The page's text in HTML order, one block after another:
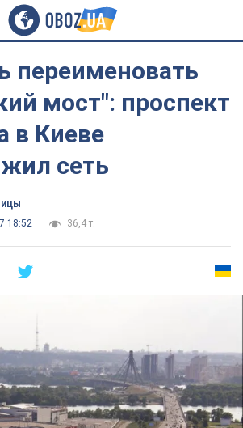
переименовать
мост": проспект
в Киеве
сеть
18:52
36,4 т.